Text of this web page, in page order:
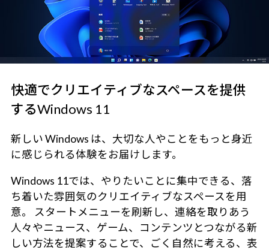
快適でクリエイティブなスペースを提供
するWindows 11
新しい Windows は、大切な人やことをもっと身近
に感じられる体験をお届けします。
Windows 11では、やりたいことに集中できる、落
ち着いた雰囲気のクリエイティブなスペースを用
意。 スタートメニューを刷新し、連絡を取りあう
人々やニュース、ゲーム、コンテンツとつながる新
しい方法を提案することで、ごく自然に考える、表